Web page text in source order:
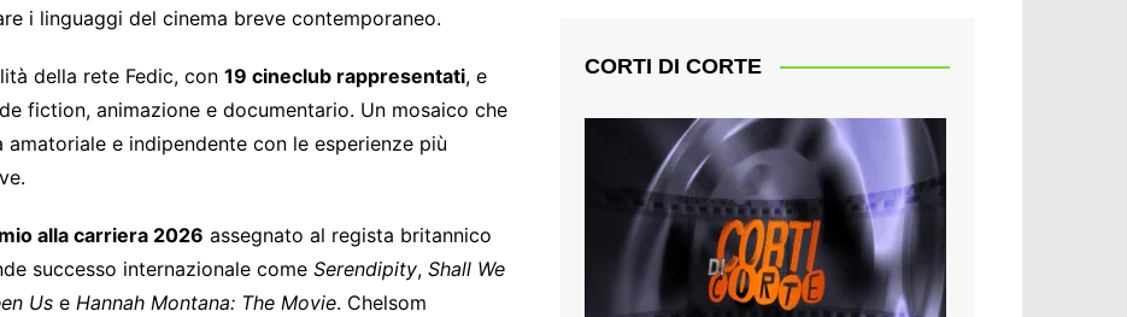
i linguaggi del cinema breve contemporaneo.
della rete Fedic, con 19 cineclub rappresentati, e
fiction, animazione e documentario. Un mosaico che
e indipendente con le esperienze più
alla carriera 2026 assegnato al regista britannico
successo internazionale come Serendipity, Shall We
Us e Hannah Montana: The Movie. Chelsom
CORTI DI CORTE